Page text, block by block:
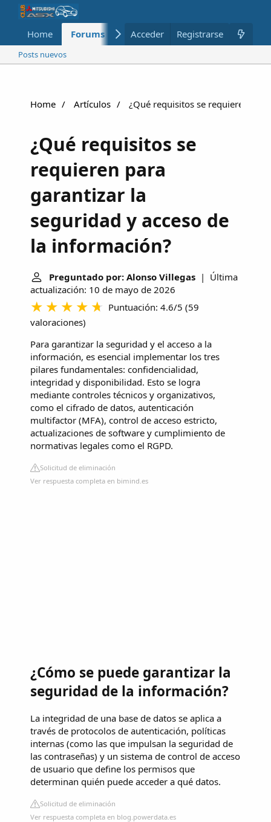
Home Forums Nuevo Miembros
Acceder Registrarse
Posts nuevos
Home Artículos ¿Qué requisitos se requieren
¿Qué requisitos se
requieren para
garantizar la
seguridad y acceso de
la información?
Preguntado por: Alonso Villegas | Última
actualización: 10 de mayo de 2026
Puntuación: 4.6/5 (59
valoraciones)
Para garantizar la seguridad y el acceso a la
información, es esencial implementar los tres
pilares fundamentales: confidencialidad,
integridad y disponibilidad. Esto se logra
mediante controles técnicos y organizativos,
como el cifrado de datos, autenticación
multifactor (MFA), control de acceso estricto,
actualizaciones de software y cumplimiento de
normativas legales como el RGPD.
Solicitud de eliminación
Ver respuesta completa en bimind.es
¿Cómo se puede garantizar la
seguridad de la información?
La integridad de una base de datos se aplica a
través de protocolos de autenticación, políticas
internas (como las que impulsan la seguridad de
las contraseñas) y un sistema de control de acceso
de usuario que define los permisos que
determinan quién puede acceder a qué datos.
Solicitud de eliminación
Ver respuesta completa en blog.powerdata.es